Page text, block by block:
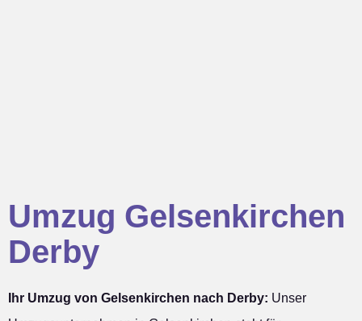
Umzug Gelsenkirchen
Derby
Ihr Umzug von Gelsenkirchen nach Derby: Unser